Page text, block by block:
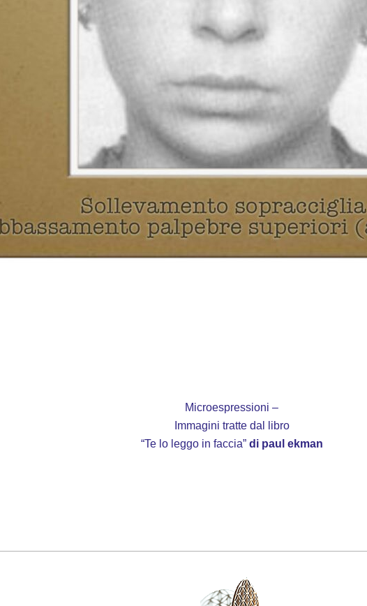
Microespressioni –
Immagini tratte dal libro
“Te lo leggo in faccia” di paul ekman